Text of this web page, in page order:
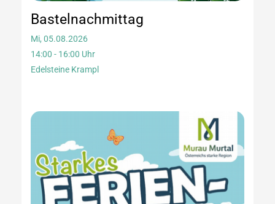
Bastelnachmittag
Mi, 05.08.2026
14:00 - 16:00 Uhr
Edelsteine Krampl